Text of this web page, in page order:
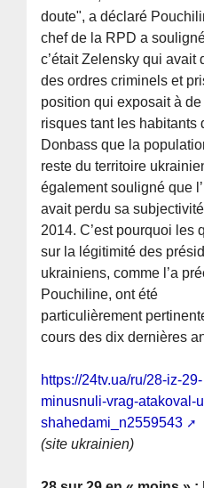
doute", a déclaré
chef de la RPD a
c’était Zelensky qui avait
des ordres criminels et
position qui exposait à
risques tant les habitants
Donbass que la
reste du territoire
également souligné que
avait perdu sa
2014. C’est pourquoi les
sur la légitimité des
ukrainiens, comme l’a
Pouchiline, ont été
particulièrement
cours des dix dernières
https://24tv.ua/ru/28-iz-29-
minusnuli-vrag-atakoval-
shahedami_n2559543
(site ukrainien)